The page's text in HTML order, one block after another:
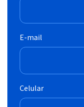
E-mail
Celular